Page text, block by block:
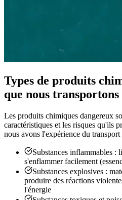
Types de produits
que nous transportons
Les produits chimiques dangereux
caractéristiques et les risques qu'ils
nous avons l'expérience du transport
Substances inflammables :
s'enflammer facilement
Substances explosives :
produire des réactions
l'énergie